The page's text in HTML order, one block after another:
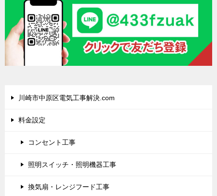
川崎市中原区電気工事解決.com
料金設定
コンセント工事
照明スイッチ・照明機器工事
換気扇・レンジフード工事